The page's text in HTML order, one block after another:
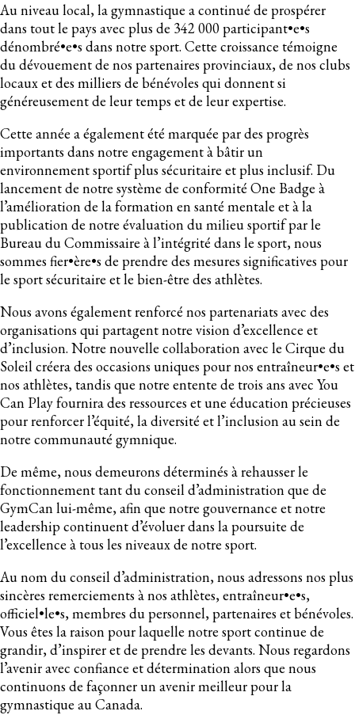
Au niveau local, la gymnastique a continué de prospérer
dans tout le pays avec plus de 342 000 participant•e•s
dénombré•e•s dans notre sport. Cette croissance témoigne
du dévouement de nos partenaires provinciaux, de nos clubs
locaux et des milliers de bénévoles qui donnent si
généreusement de leur temps et de leur expertise.
Cette année a également été marquée par des progrès
importants dans notre engagement à bâtir un
environnement sportif plus sécuritaire et plus inclusif. Du
lancement de notre système de conformité One Badge à
l’amélioration de la formation en santé mentale et à la
publication de notre évaluation du milieu sportif par le
Bureau du Commissaire à l’intégrité dans le sport, nous
sommes fier•ère•s de prendre des mesures significatives pour
le sport sécuritaire et le bien-être des athlètes.
Nous avons également renforcé nos partenariats avec des
organisations qui partagent notre vision d’excellence et
d’inclusion. Notre nouvelle collaboration avec le Cirque du
Soleil créera des occasions uniques pour nos entraîneur•e•s et
nos athlètes, tandis que notre entente de trois ans avec You
Can Play fournira des ressources et une éducation précieuses
pour renforcer l’équité, la diversité et l’inclusion au sein de
notre communauté gymnique.
De même, nous demeurons déterminés à rehausser le
fonctionnement tant du conseil d’administration que de
GymCan lui-même, afin que notre gouvernance et notre
leadership continuent d’évoluer dans la poursuite de
l’excellence à tous les niveaux de notre sport.
Au nom du conseil d’administration, nous adressons nos plus
sincères remerciements à nos athlètes, entraîneur•e•s,
officiel•le•s, membres du personnel, partenaires et bénévoles.
Vous êtes la raison pour laquelle notre sport continue de
grandir, d’inspirer et de prendre les devants. Nous regardons
l’avenir avec confiance et détermination alors que nous
continuons de façonner un avenir meilleur pour la
gymnastique au Canada.